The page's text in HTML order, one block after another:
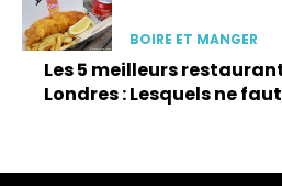
BOIRE ET MANGER
Les 5 meilleurs
Londres : Lesquels ne